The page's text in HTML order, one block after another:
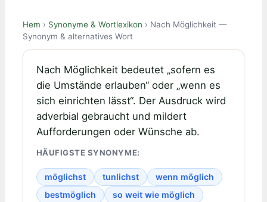
Hem › Synonyme & Wortlexikon › Nach Möglichkeit —
Synonym & alternatives Wort
Nach Möglichkeit bedeutet „sofern es
die Umstände erlauben“ oder „wenn es
sich einrichten lässt“. Der Ausdruck wird
adverbial gebraucht und mildert
Aufforderungen oder Wünsche ab.
HÄUFIGSTE SYNONYME:
möglichst tunlichst
wenn möglich
bestmöglich
so weit wie möglich